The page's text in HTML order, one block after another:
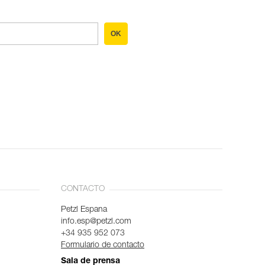
OK
CONTACTO
Petzl Espana
info.esp@petzl.com
+34 935 952 073
Formulario de contacto
Sala de prensa